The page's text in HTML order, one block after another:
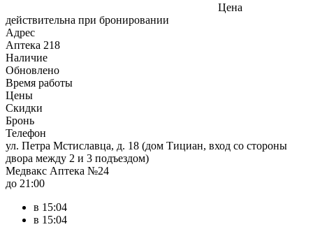
Цена
действительна при бронировании
Адрес
Аптека 218
Наличие
Обновлено
Время работы
Цены
Скидки
Бронь
Телефон
ул. Петра Мстиславца, д. 18 (дом Тициан, вход со стороны
двора между 2 и 3 подъездом)
Медвакс Аптека №24
до 21:00
в 15:04
в 15:04